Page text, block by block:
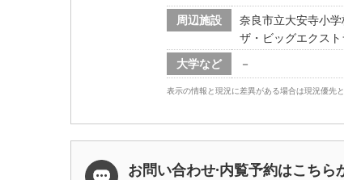
周辺施設
奈良市立大安寺小
ザ・ビッグエクス
大学など
－
表示の情報と現況に差異がある場合は現況優先と
お問い合わせ·内覧予約はこちら